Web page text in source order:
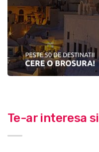
Te-ar interesa si